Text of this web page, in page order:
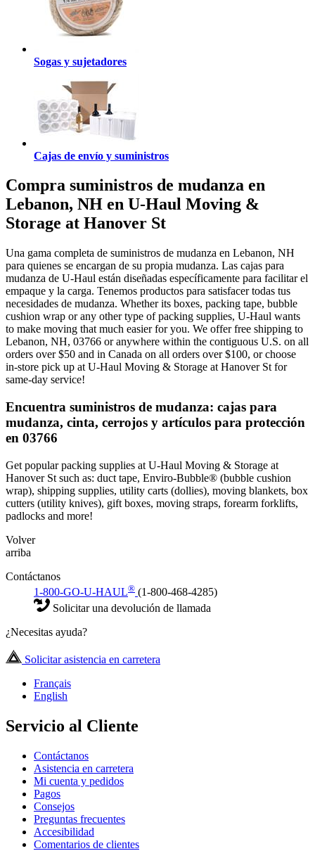
Sogas y sujetadores
Cajas de envío y suministros
Compra suministros de mudanza en
Lebanon, NH en U-Haul Moving &
Storage at Hanover St
Una gama completa de suministros de mudanza en Lebanon, NH
para quienes se encargan de su propia mudanza. Las cajas para
mudanza de U-Haul están diseñadas específicamente para facilitar el
empaque y la carga. Tenemos productos para satisfacer todas tus
necesidades de mudanza. Whether its boxes, packing tape, bubble
cushion wrap or any other type of packing supplies, U-Haul wants
to make moving that much easier for you. We offer free shipping to
Lebanon, NH, 03766 or anywhere within the contiguous U.S. on all
orders over $50 and in Canada on all orders over $100, or choose
in-store pick up at U-Haul Moving & Storage at Hanover St for
same-day service!
Encuentra suministros de mudanza: cajas para
mudanza, cinta, cerrojos y artículos para protección
en 03766
Get popular packing supplies at U-Haul Moving & Storage at
Hanover St such as: duct tape, Enviro-Bubble® (bubble cushion
wrap), shipping supplies, utility carts (dollies), moving blankets, box
cutters (utility knives), gift boxes, moving straps, forearm forklifts,
padlocks and more!
Volver
arriba
Contáctanos
1-800-GO-U-HAUL® (1-800-468-4285)
Solicitar una devolución de llamada
¿Necesitas ayuda?
Solicitar asistencia en carretera
Français
English
Servicio al Cliente
Contáctanos
Asistencia en carretera
Mi cuenta y pedidos
Pagos
Consejos
Preguntas frecuentes
Accesibilidad
Comentarios de clientes